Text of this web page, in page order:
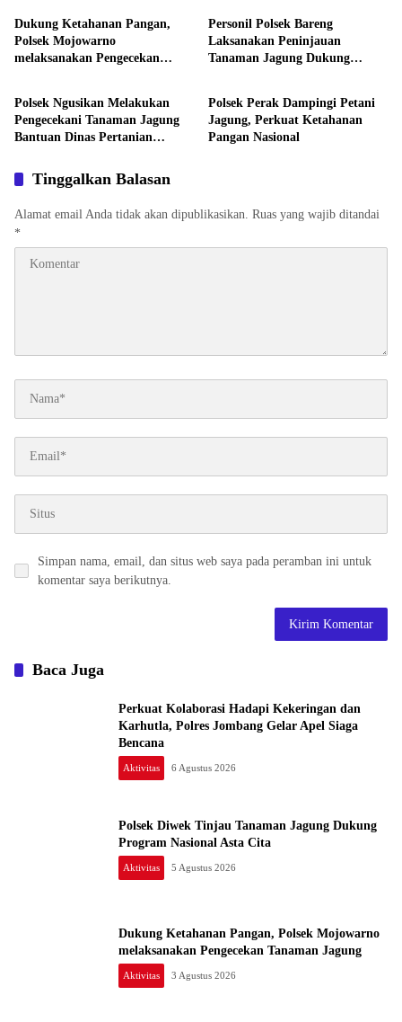
Dukung Ketahanan Pangan,
Polsek Mojowarno
melaksanakan Pengecekan
Personil Polsek Bareng
Laksanakan Peninjauan
Tanaman Jagung Dukung
Aktivitas
Polsek Ngusikan Melakukan
Pengecekani Tanaman Jagung
Bantuan Dinas Pertanian
Aktivitas
Polsek Perak Dampingi Petani
Jagung, Perkuat Ketahanan
Pangan Nasional
Tinggalkan Balasan
Alamat email Anda tidak akan dipublikasikan. Ruas yang wajib ditandai
*
Simpan nama, email, dan situs web saya pada peramban ini untuk
komentar saya berikutnya.
Baca Juga
Perkuat Kolaborasi Hadapi Kekeringan dan
Karhutla, Polres Jombang Gelar Apel Siaga
Bencana
Aktivitas 6 Agustus 2026
Polsek Diwek Tinjau Tanaman Jagung Dukung
Program Nasional Asta Cita
Aktivitas 5 Agustus 2026
Dukung Ketahanan Pangan, Polsek Mojowarno
melaksanakan Pengecekan Tanaman Jagung
Aktivitas 3 Agustus 2026